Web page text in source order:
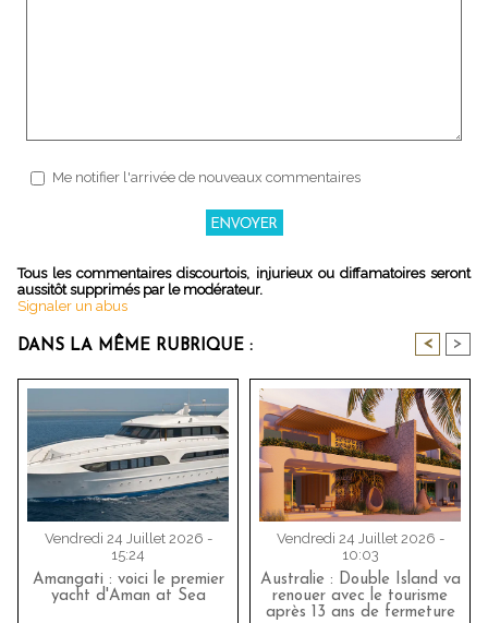
Me notifier l'arrivée de nouveaux commentaires
Tous les commentaires discourtois, injurieux ou diffamatoires seront
aussitôt supprimés par le modérateur.
Signaler un abus
DANS LA MÊME RUBRIQUE : < >
Vendredi 24 Juillet 2026 -
15:24
Amangati : voici le premier
yacht d'Aman at Sea
Vendredi 24 Juillet 2026 -
10:03
Australie : Double Island va
renouer avec le tourisme
après 13 ans de fermeture